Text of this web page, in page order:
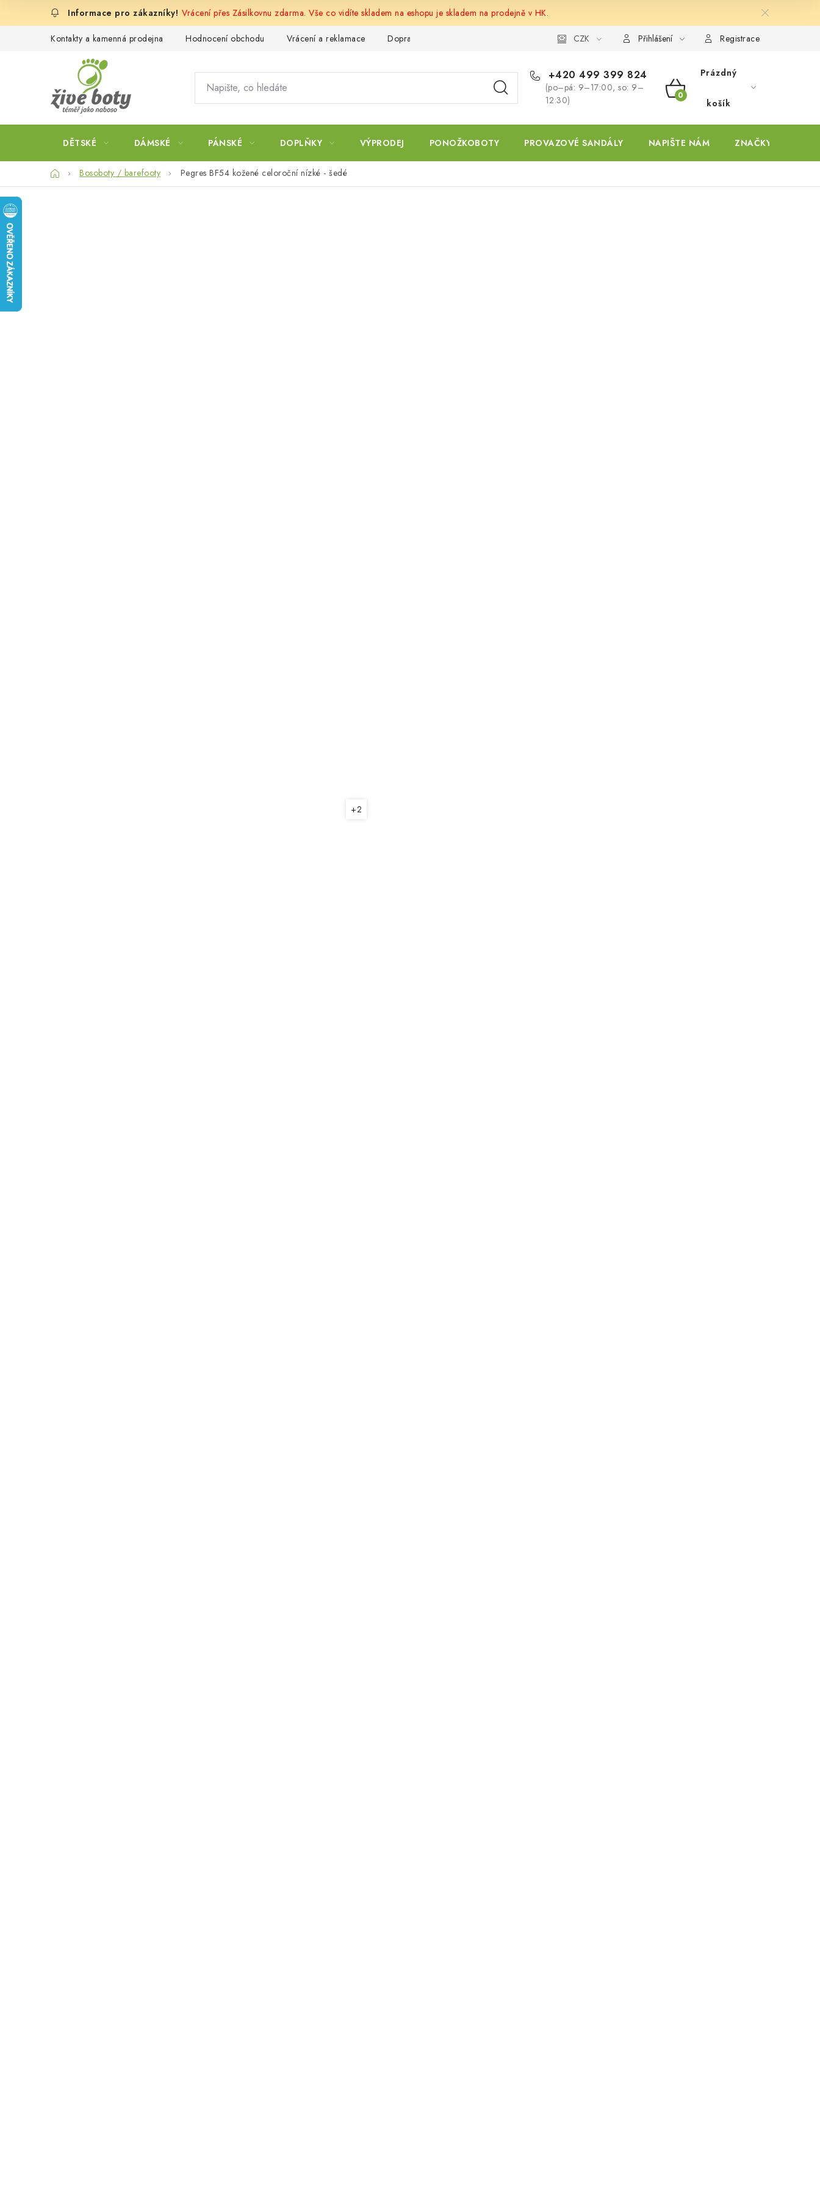
Vrácení přes Zásilkovnu zdarma. Vše co vidíte skladem na eshopu je skladem na prodejně v HK.
Kontakty a kamenná prodejna Hodnocení obchodu Vrácení a reklamace Doprava a platba CZK Přihlášení Registrace
+420 499 399 824
(po–pá: 9–17:00, so: 9–
12:30)
NÁKUPNÍ
KOŠÍK
Prázdný
košík
DĚTSKÉ DÁMSKÉ PÁNSKÉ DOPLŇKY VÝPRODEJ PONOŽKOBOTY PROVAZOVÉ SANDÁLY NAPIŠTE NÁM ZNAČKY
DomůBosoboty / barefooty Pegres BF54 kožené celoroční nízké - šedé